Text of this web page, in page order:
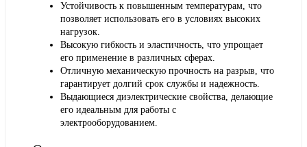
Устойчивость к повышенным температурам, что
позволяет использовать его в условиях высоких
нагрузок.
Высокую гибкость и эластичность, что упрощает
его применение в различных сферах.
Отличную механическую прочность на разрыв, что
гарантирует долгий срок службы и надежность.
Выдающиеся диэлектрические свойства, делающие
его идеальным для работы с
электрооборудованием.